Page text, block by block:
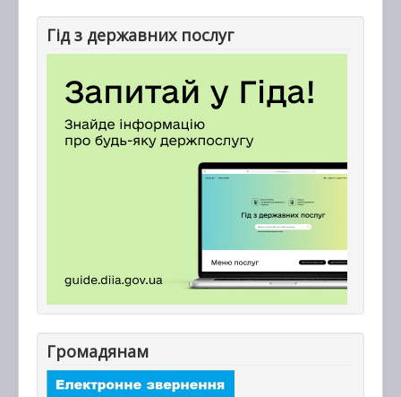
Гід з державних послуг
Громадянам